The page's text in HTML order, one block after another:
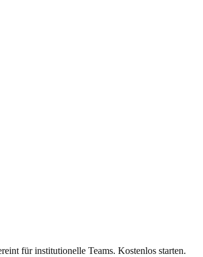
Daten.
für institutionelle Teams. Kostenlos starten.